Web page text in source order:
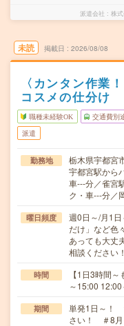
派遣会社 株
未読 掲載日 2026/08/08
〈カンタン作業
コスメの仕分け
職種未経験OK 交通費別
派遣
勤務地
栃木県宇都宮
宇都宮駅から
車---分／雀宮
ク・車---分／
曜日頻度
週0日～/月1
だけ」など色
あっても大丈
相談ください！
時間
【1日3時間
～15:00
期間
単発1日～！
さい！ ＃8